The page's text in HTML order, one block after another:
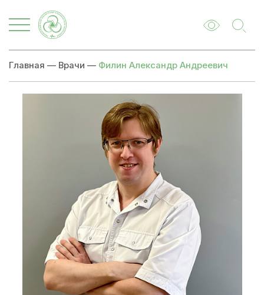
Главная — Врачи — Филин Александр Андреевич